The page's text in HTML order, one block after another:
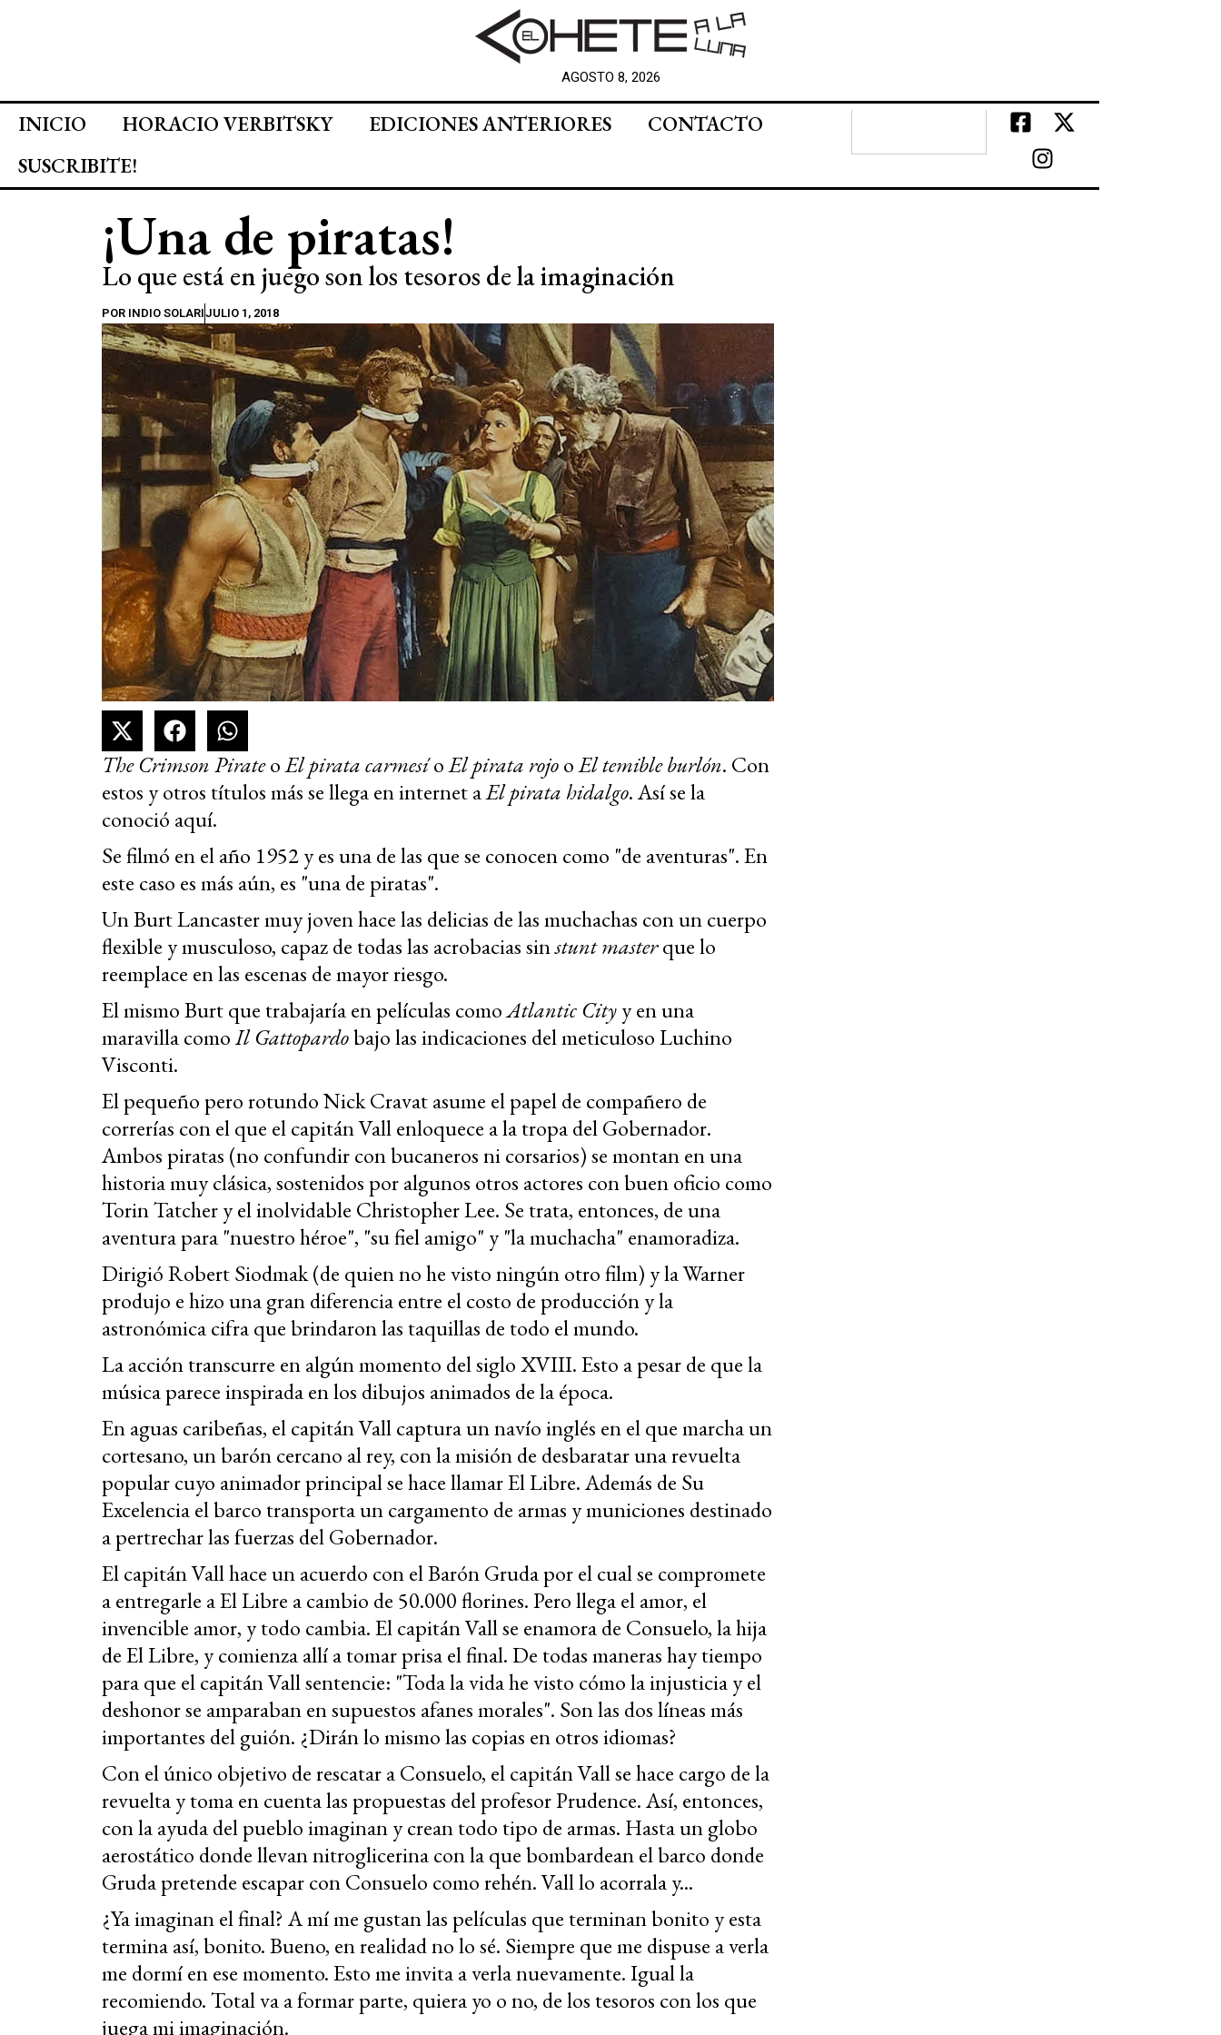
AGOSTO 8, 2026
INICIO HORACIO VERBITSKY EDICIONES ANTERIORES
CONTACTO
SUSCRIBITE!
¡Una de piratas!
Lo que está en juego son los tesoros de la imaginación
POR INDIO SOLARIJULIO 1, 2018
The Crimson PirateoEl pirata carmesíoEl pirata rojooEl temible burlón. Con
estos y otros títulos más se llega en internet aEl pirata hidalgo. Así se la
conoció aquí.
Se filmó en el año 1952 y es una de las que se conocen como "de aventuras". En
este caso es más aún, es "una de piratas".
Un Burt Lancaster muy joven hace las delicias de las muchachas con un cuerpo
flexible y musculoso, capaz de todas las acrobacias sinstunt masterque lo
reemplace en las escenas de mayor riesgo.
El mismo Burt que trabajaría en películas comoAtlantic Cityy en una
maravilla comoIl Gattopardobajo las indicaciones del meticuloso Luchino
Visconti.
El pequeño pero rotundo Nick Cravat asume el papel de compañero de
correrías con el que el capitán Vall enloquece a la tropa del Gobernador.
Ambos piratas (no confundir con bucaneros ni corsarios) se montan en una
historia muy clásica, sostenidos por algunos otros actores con buen oficio como
Torin Tatcher y el inolvidable Christopher Lee. Se trata, entonces, de una
aventura para "nuestro héroe", "su fiel amigo" y "la muchacha" enamoradiza.
Dirigió Robert Siodmak (de quien no he visto ningún otro film) y la Warner
produjo e hizo una gran diferencia entre el costo de producción y la
astronómica cifra que brindaron las taquillas de todo el mundo.
La acción transcurre en algún momento del siglo XVIII. Esto a pesar de que la
música parece inspirada en los dibujos animados de la época.
En aguas caribeñas, el capitán Vall captura un navío inglés en el que marcha un
cortesano, un barón cercano al rey, con la misión de desbaratar una revuelta
popular cuyo animador principal se hace llamar El Libre. Además de Su
Excelencia el barco transporta un cargamento de armas y municiones destinado
a pertrechar las fuerzas del Gobernador.
El capitán Vall hace un acuerdo con el Barón Gruda por el cual se compromete
a entregarle a El Libre a cambio de 50.000 florines. Pero llega el amor, el
invencible amor, y todo cambia. El capitán Vall se enamora de Consuelo, la hija
de El Libre, y comienza allí a tomar prisa el final. De todas maneras hay tiempo
para que el capitán Vall sentencie: "Toda la vida he visto cómo la injusticia y el
deshonor se amparaban en supuestos afanes morales". Son las dos líneas más
importantes del guión. ¿Dirán lo mismo las copias en otros idiomas?
Con el único objetivo de rescatar a Consuelo, el capitán Vall se hace cargo de la
revuelta y toma en cuenta las propuestas del profesor Prudence. Así, entonces,
con la ayuda del pueblo imaginan y crean todo tipo de armas. Hasta un globo
aerostático donde llevan nitroglicerina con la que bombardean el barco donde
Gruda pretende escapar con Consuelo como rehén. Vall lo acorrala y...
¿Ya imaginan el final? A mí me gustan las películas que terminan bonito y esta
termina así, bonito. Bueno, en realidad no lo sé. Siempre que me dispuse a verla
me dormí en ese momento. Esto me invita a verla nuevamente. Igual la
recomiendo. Total va a formar parte, quiera yo o no, de los tesoros con los que
juega mi imaginación.